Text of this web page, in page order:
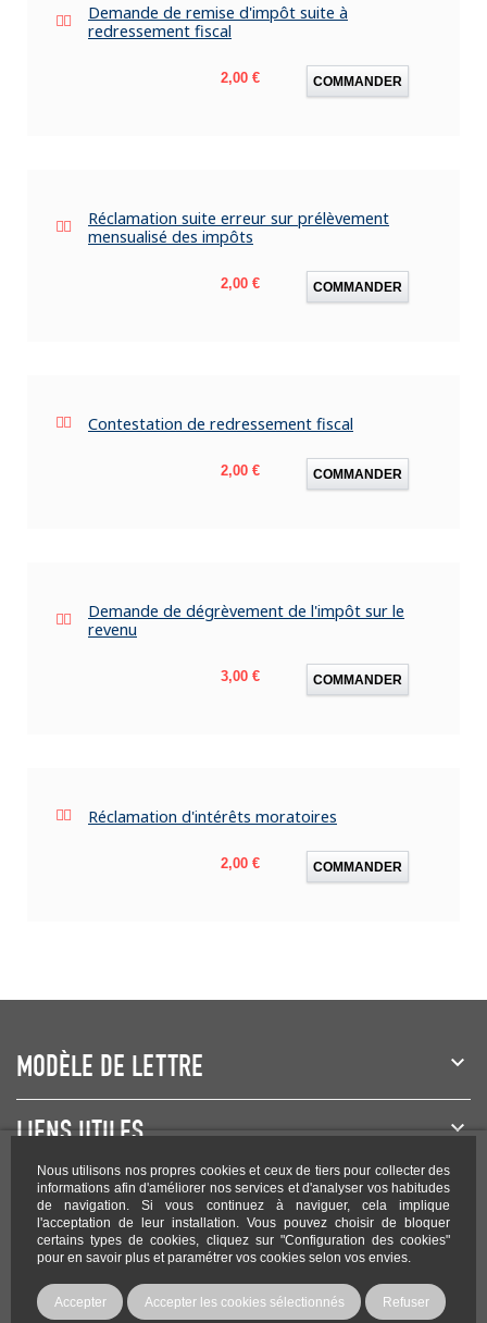
Nous utilisons nos propres cookies et ceux de tiers pour collecter des
informations afin d'améliorer nos services et d'analyser vos habitudes
de navigation. Si vous continuez à naviguer, cela implique
l'acceptation de leur installation. Vous pouvez choisir de bloquer
certains types de cookies, cliquez sur "Configuration des cookies"
pour en savoir plus et paramétrer vos cookies selon vos envies.
Accepter Accepter les cookies sélectionnés Refuser
Demande de remise d'impôt suite à
redressement fiscal
Prix
2,00 € COMMANDER
Réclamation suite erreur sur prélèvement
mensualisé des impôts
Prix
2,00 € COMMANDER
Contestation de redressement fiscal
Prix
2,00 € COMMANDER
Demande de dégrèvement de l'impôt sur le
revenu
Prix
3,00 € COMMANDER
Réclamation d'intérêts moratoires
Prix
2,00 € COMMANDER
MODÈLE DE LETTRE
LIENS UTILES
NEWSLETTER